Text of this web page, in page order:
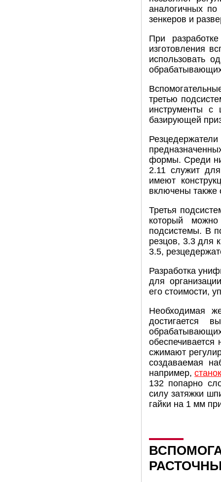
аналогичных
зенкеров и
При
изготовления
использовать
третью
инструменты с
базирующей
формы. Среди
2.11 служит
имеют
включены также
Третья
который можно
подсистемы. В
резцов, 3.3 для
3.5,
Разработка
для
его стоимости,
Необходимая
достигается
обеспечивается
сжимают
создаваемая
например,
132 попарно
силу затяжки
гайки на 1 мм